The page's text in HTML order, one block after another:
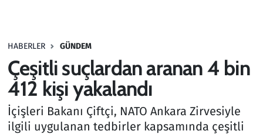
HABERLER GÜNDEM
Çeşitli suçlardan aranan 4 bin
412 kişi yakalandı
İçişleri Bakanı Çiftçi, NATO Ankara Zirvesiyle
ilgili uygulanan tedbirler kapsamında çeşitli
Haber
Kültür Sanat
Kurumsal Haberler